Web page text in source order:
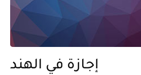
إجازة في الهند